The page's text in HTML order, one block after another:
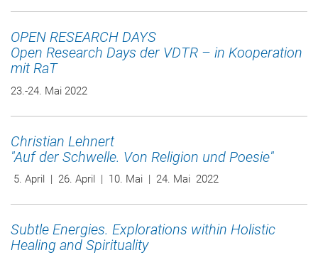
OPEN RESEARCH DAYS
Open Research Days der VDTR – in Kooperation
mit RaT
23.-24. Mai 2022
Christian Lehnert
"Auf der Schwelle. Von Religion und Poesie"
5. April | 26. April | 10. Mai | 24. Mai 2022
Subtle Energies. Explorations within Holistic
Healing and Spirituality